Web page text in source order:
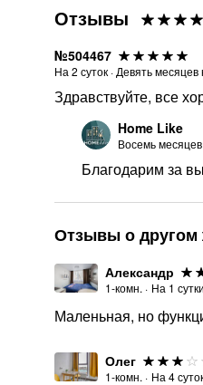
Отзывы
№504467
На 2 суток · Девять месяцев
Здравствуйте, все
Home Like
Восемь
Благодарим за
Отзывы о другом
Александр
1-комн. · На 1 сутки
Маленьная, но
Олег
1-комн. · На 4